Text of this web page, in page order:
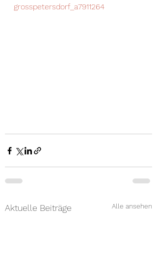
grosspetersdorf_a7911264
Aktuelle Beiträge Alle ansehen